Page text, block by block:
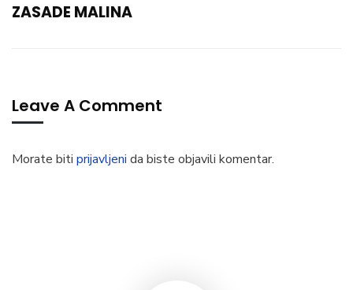
ZASADE MALINA
Leave A Comment
Morate biti prijavljeni da biste objavili komentar.